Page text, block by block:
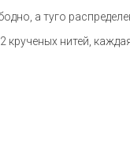
а туго
крученых нитей,